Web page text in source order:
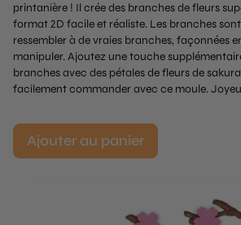
printanière ! Il crée des branches de fleurs
format 2D facile et réaliste. Les branches
ressembler à de vraies branches, façonnées
manipuler. Ajoutez une touche
branches avec des pétales de fleurs de
facilement commander avec ce moule.
Ajouter au panier